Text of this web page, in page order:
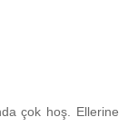
çok hoş. Ellerine